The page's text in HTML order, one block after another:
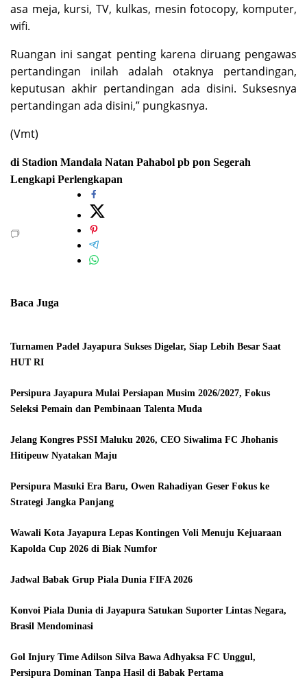
asa meja, kursi, TV, kulkas, mesin fotocopy, komputer,
wifi.
Ruangan ini sangat penting karena diruang pengawas
pertandingan inilah adalah otaknya pertandingan,
keputusan akhir pertandingan ada disini. Suksesnya
pertandingan ada disini,” pungkasnya.
(Vmt)
di Stadion Mandala Natan Pahabol pb pon Segerah
Lengkapi Perlengkapan
Baca Juga
Turnamen Padel Jayapura Sukses Digelar, Siap Lebih Besar Saat
HUT RI
Persipura Jayapura Mulai Persiapan Musim 2026/2027, Fokus
Seleksi Pemain dan Pembinaan Talenta Muda
Jelang Kongres PSSI Maluku 2026, CEO Siwalima FC Jhohanis
Hitipeuw Nyatakan Maju
Persipura Masuki Era Baru, Owen Rahadiyan Geser Fokus ke
Strategi Jangka Panjang
Wawali Kota Jayapura Lepas Kontingen Voli Menuju Kejuaraan
Kapolda Cup 2026 di Biak Numfor
Jadwal Babak Grup Piala Dunia FIFA 2026
Konvoi Piala Dunia di Jayapura Satukan Suporter Lintas Negara,
Brasil Mendominasi
Gol Injury Time Adilson Silva Bawa Adhyaksa FC Unggul,
Persipura Dominan Tanpa Hasil di Babak Pertama